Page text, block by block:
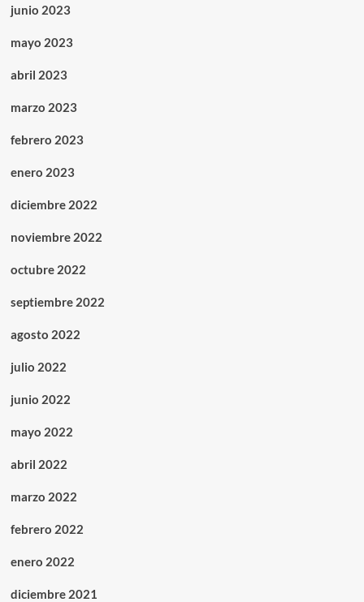
junio 2023
mayo 2023
abril 2023
marzo 2023
febrero 2023
enero 2023
diciembre 2022
noviembre 2022
octubre 2022
septiembre 2022
agosto 2022
julio 2022
junio 2022
mayo 2022
abril 2022
marzo 2022
febrero 2022
enero 2022
diciembre 2021